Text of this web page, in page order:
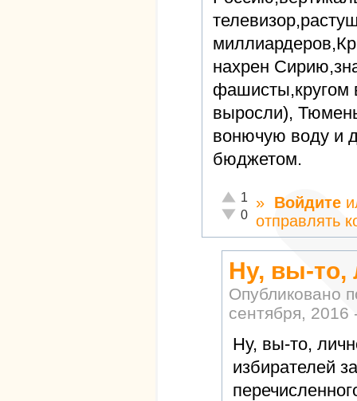
нахрен
фашисты,кругом
выросли),
вонючую воду и
бюджетом.
Отлично!
1
Неадекватно!
0
» Войдите
отправлять
Ну, вы-то,
Опубликовано
сентября, 2016
Ну, вы-то,
избирателей